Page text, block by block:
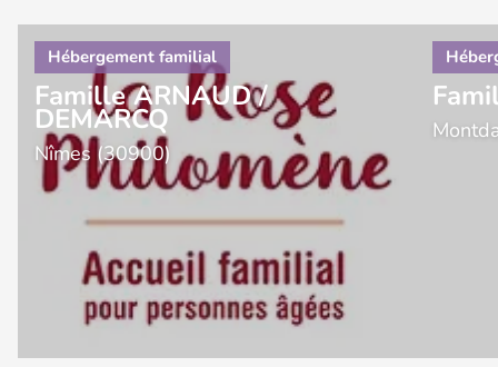
Famille ARNAUD /
DEMARCQ
Nîmes (30900)